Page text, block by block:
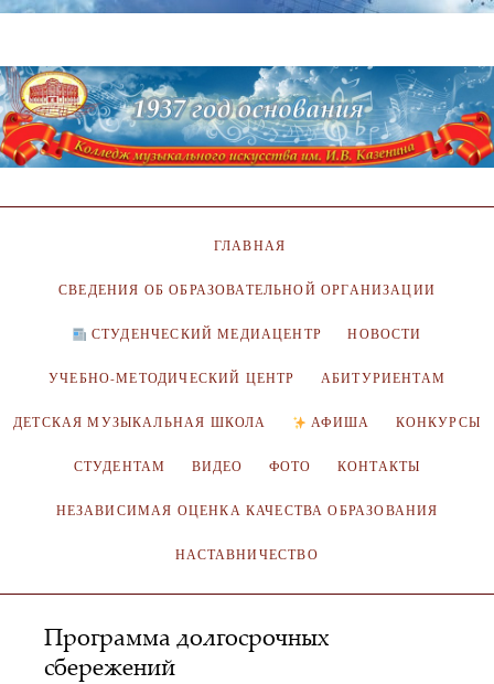
ГЛАВНАЯ
СВЕДЕНИЯ ОБ ОБРАЗОВАТЕЛЬНОЙ ОРГАНИЗАЦИИ
СТУДЕНЧЕСКИЙ МЕДИАЦЕНТР НОВОСТИ
УЧЕБНО-МЕТОДИЧЕСКИЙ ЦЕНТР АБИТУРИЕНТАМ
ДЕТСКАЯ МУЗЫКАЛЬНАЯ ШКОЛА АФИША КОНКУРСЫ
СТУДЕНТАМ ВИДЕО ФОТО КОНТАКТЫ
НЕЗАВИСИМАЯ ОЦЕНКА КАЧЕСТВА ОБРАЗОВАНИЯ
НАСТАВНИЧЕСТВО
Программа долгосрочных
сбережений